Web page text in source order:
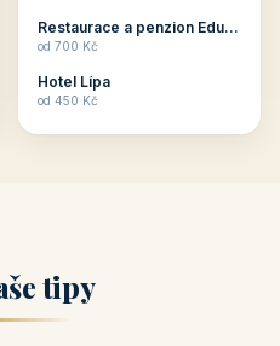
ob...
Restaurace a penzion Eduard
od 700 Kč
Hotel Lípa
od 450 Kč
tipy